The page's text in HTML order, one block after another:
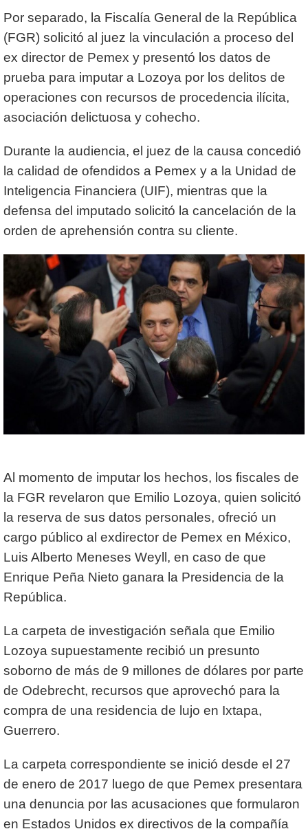
Por separado, la Fiscalía General de la República
(FGR) solicitó al juez la vinculación a proceso del
ex director de Pemex y presentó los datos de
prueba para imputar a Lozoya por los delitos de
operaciones con recursos de procedencia ilícita,
asociación delictuosa y cohecho.
Durante la audiencia, el juez de la causa concedió
la calidad de ofendidos a Pemex y a la Unidad de
Inteligencia Financiera (UIF), mientras que la
defensa del imputado solicitó la cancelación de la
orden de aprehensión contra su cliente.
Al momento de imputar los hechos, los fiscales de
la FGR revelaron que Emilio Lozoya, quien solicitó
la reserva de sus datos personales, ofreció un
cargo público al exdirector de Pemex en México,
Luis Alberto Meneses Weyll, en caso de que
Enrique Peña Nieto ganara la Presidencia de la
República.
La carpeta de investigación señala que Emilio
Lozoya supuestamente recibió un presunto
soborno de más de 9 millones de dólares por parte
de Odebrecht, recursos que aprovechó para la
compra de una residencia de lujo en Ixtapa,
Guerrero.
La carpeta correspondiente se inició desde el 27
de enero de 2017 luego de que Pemex presentara
una denuncia por las acusaciones que formularon
en Estados Unidos ex directivos de la compañía